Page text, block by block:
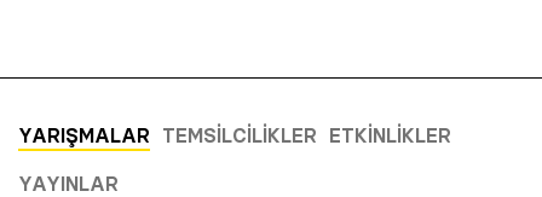
YARIŞMALAR TEMSILCILIKLER ETKINLIKLER
YAYINLAR